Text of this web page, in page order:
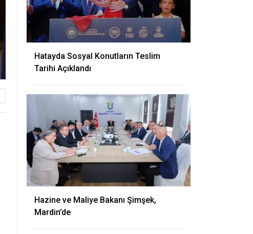
Hatayda Sosyal Konutların Teslim
Tarihi Açıklandı
Hazine ve Maliye Bakanı Şimşek,
Mardin’de